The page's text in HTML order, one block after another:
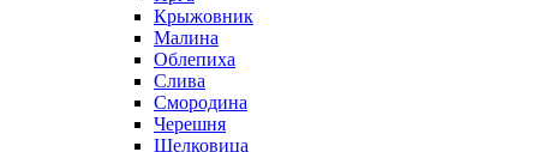
Крыжовник
Малина
Облепиха
Слива
Смородина
Черешня
Шелковица